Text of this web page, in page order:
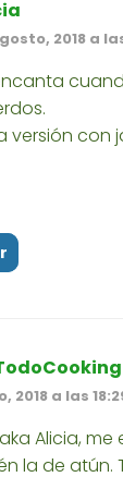
2018 a las
versión con
2018 a las
Alicia,
la de atún.